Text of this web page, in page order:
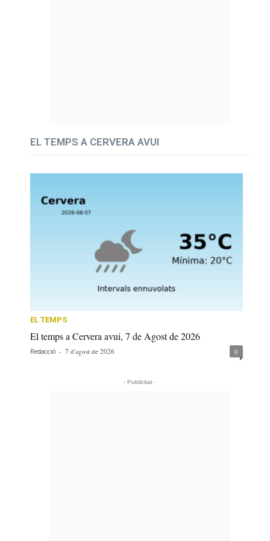
EL TEMPS A CERVERA AVUI
EL TEMPS
El temps a Cervera avui, 7 de Agost de 2026
Redacció - 7 d'agost de 2026 0
- Publicitat -